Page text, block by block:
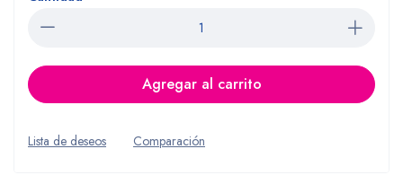
Agregar al carrito
Lista de deseos Comparación